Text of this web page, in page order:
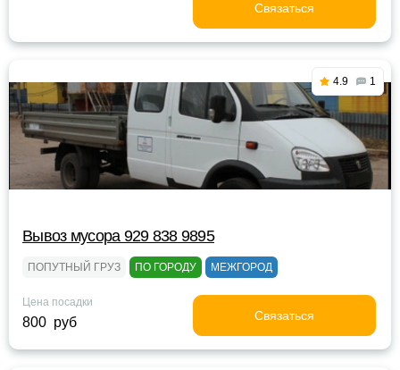
Связаться
4.9 1
Вывоз мусора 929 838 9895
ПОПУТНЫЙ ГРУЗ ПО ГОРОДУ МЕЖГОРОД
Цена посадки
800 руб Связаться